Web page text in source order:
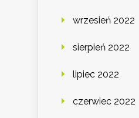
wrzesień 2022
sierpień 2022
lipiec 2022
czerwiec 2022